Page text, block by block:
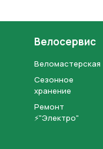
Велосервис
Веломастерская
Сезонное
хранение
Ремонт
⚡"Электро"